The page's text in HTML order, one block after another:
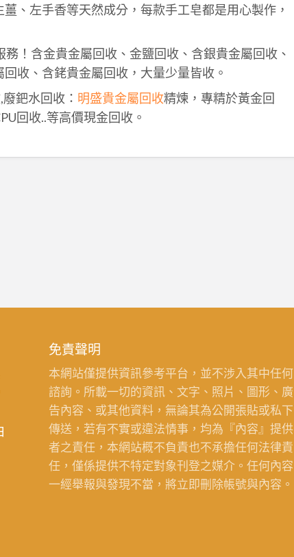
、左手香等天然成分，每款手工皂都是用心製作，
！含金貴金屬回收、金鹽回收、含銀貴金屬回收、
收、含銠貴金屬回收，大量少量皆收。
鈀水回收： 明盛貴金屬回收精煉，專精於黃金回
回收..等高價現金回收。
免責聲明
本網站僅提供資訊參考平台，並不涉入其中任何
諮詢。所載一切的資訊、文字、照片、圖形、廣
告內容、或其他資料，無論其為公開張貼或私下
傳送，若有不實或違法情事，均為『內容』提供
者之責任，本網站概不負責也不承擔任何法律責
任，僅係提供不特定對象刊登之媒介。任何內容
一經舉報與發現不當，將立即刪除帳號與內容。